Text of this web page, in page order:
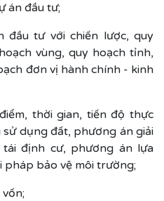
án đầu tư;
đầu tư với chiến lược, quy
vùng, quy hoạch tỉnh,
đơn vị hành chính - kinh
thời gian, tiến độ thực
sử dụng đất, phương án giải
định cư, phương án lựa
pháp bảo vệ môi trường;